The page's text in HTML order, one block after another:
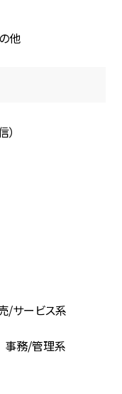
他
/サービス系
事務/管理系